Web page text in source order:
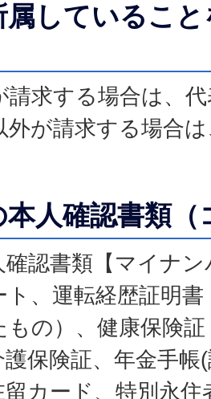
属しているこ
請求する場合は、
外が請求する場合
本人確認書類（
認書類【マイナ
、運転経歴証明
もの）、健康保険
保険証、年金手帳
カード、特別永住